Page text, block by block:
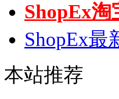
ShopEx
ShopEx最
本站推荐